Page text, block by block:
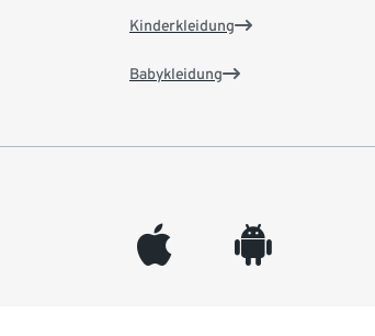
Kinderkleidung
Babykleidung
appleinc android